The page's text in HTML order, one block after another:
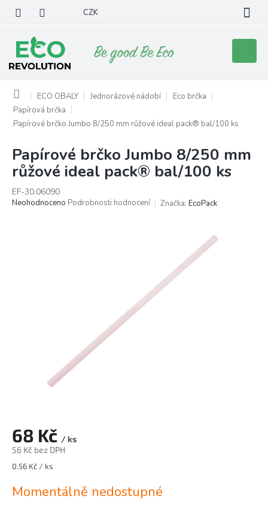
obsah
CZK
košík
Domů ECO OBALY Jednorázové nádobí
Eco brčka
Papírová brčka
Papírové brčko Jumbo 8/250 mm růžové ideal pack® bal/100 ks
Papírové brčko Jumbo 8/250 mm
růžové ideal pack® bal/100 ks
EF-30.06090
Průměrné
Neohodnoceno Podrobnosti hodnocení Značka: EcoPack
68 Kč / ks
56 Kč bez DPH
0.56 Kč / ks
Momentálně nedostupné